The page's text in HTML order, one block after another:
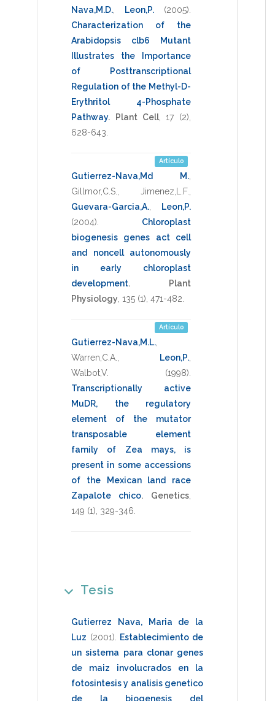
Nava,M.D.
Leon,P. (2005)
Characterization of the
Arabidopsis clb6 Mutant
Illustrates the Importance
of Posttranscriptional
Regulation of the Methyl-D-
Erythritol 4-Phosphate
Pathway. Plant Cell,17 (2),
628-643
Artículo
Gutierrez-Nava,Md M.
Gillmor,C.S.
Jimenez,L.F.
Guevara-Garcia,A.
Leon,P.
(2004)
Chloroplast
biogenesis genes act cell
and noncell autonomously
in early chloroplast
development.
Plant
Physiology 135 (1), 471-482
Artículo
Gutierrez-Nava,M.L.
Warren,C.A.
Leon,P.
Walbot,V.
(1998)
Transcriptionally active
MuDR, the regulatory
element of the mutator
transposable element
family of Zea mays, is
present in some accessions
of the Mexican land race
Zapalote chico. Genetics
149 (1), 329-346
Tesis
Gutierrez Nava, Maria de la
Luz (2001)
Establecimiento de
un sistema para clonar genes
de maiz involucrados en la
fotosintesis y analisis genetico
de la biogenesis del